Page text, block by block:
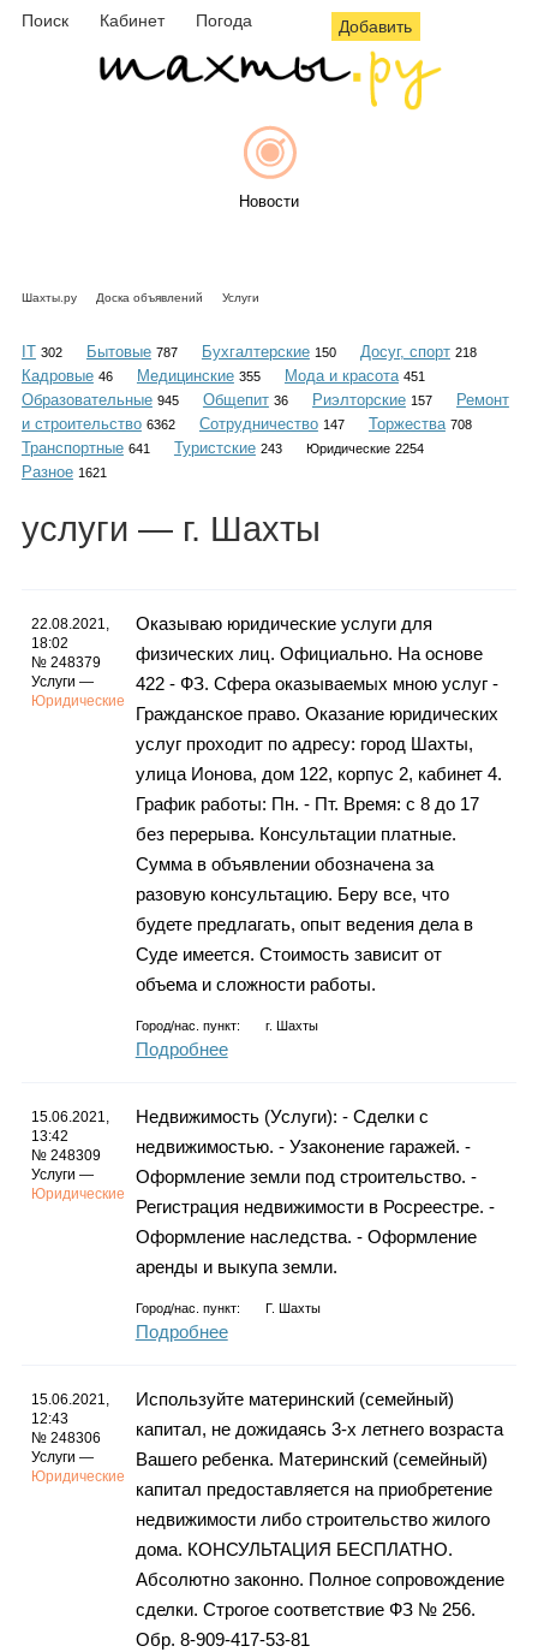
Поиск Кабинет Погода Добавить
Новости
Объявления
Каталог
Инфо
Гороскоп
Карты
Шахты.ру Доска объявлений Услуги
IT 302 Бытовые 787 Бухгалтерские 150 Досуг, спорт 218
Кадровые 46 Медицинские 355 Мода и красота 451
Образовательные 945 Общепит 36 Риэлторские 157
Ремонт
и строительство 6362 Сотрудничество 147 Торжества 708
Транспортные 641 Туристские 243 Юридические 2254
Разное 1621
услуги — г. Шахты
22.08.2021,
18:02
№ 248379
Услуги —
Юридические
Оказываю юридические услуги для
физических лиц. Официально. На основе
422 - ФЗ. Сфера оказываемых мною услуг -
Гражданское право. Оказание юридических
услуг проходит по адресу: город Шахты,
улица Ионова, дом 122, корпус 2, кабинет 4.
График работы: Пн. - Пт. Время: с 8 до 17
без перерыва. Консультации платные.
Сумма в объявлении обозначена за
разовую консультацию. Беру все, что
будете предлагать, опыт ведения дела в
Суде имеется. Стоимость зависит от
объема и сложности работы.
Город/нас. пункт: г. Шахты
Подробнее
15.06.2021,
13:42
№ 248309
Услуги —
Юридические
Недвижимость (Услуги): - Сделки с
недвижимостью. - Узаконение гаражей. -
Оформление земли под строительство. -
Регистрация недвижимости в Росреестре. -
Оформление наследства. - Оформление
аренды и выкупа земли.
Город/нас. пункт: Г. Шахты
Подробнее
15.06.2021,
12:43
№ 248306
Услуги —
Юридические
Используйте материнский (семейный)
капитал, не дожидаясь 3-х летнего возраста
Вашего ребенка. Материнский (семейный)
капитал предоставляется на приобретение
недвижимости либо строительство жилого
дома. КОНСУЛЬТАЦИЯ БЕСПЛАТНО.
Абсолютно законно. Полное сопровождение
сделки. Строгое соответствие ФЗ № 256.
Обр. 8-909-417-53-81